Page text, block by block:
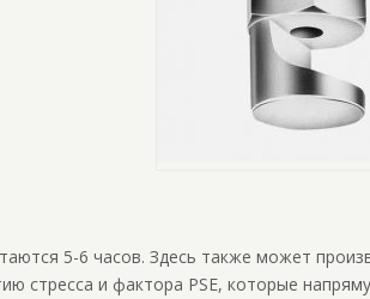
5-6 часов. Здесь также может
стресса и фактора PSE, которые